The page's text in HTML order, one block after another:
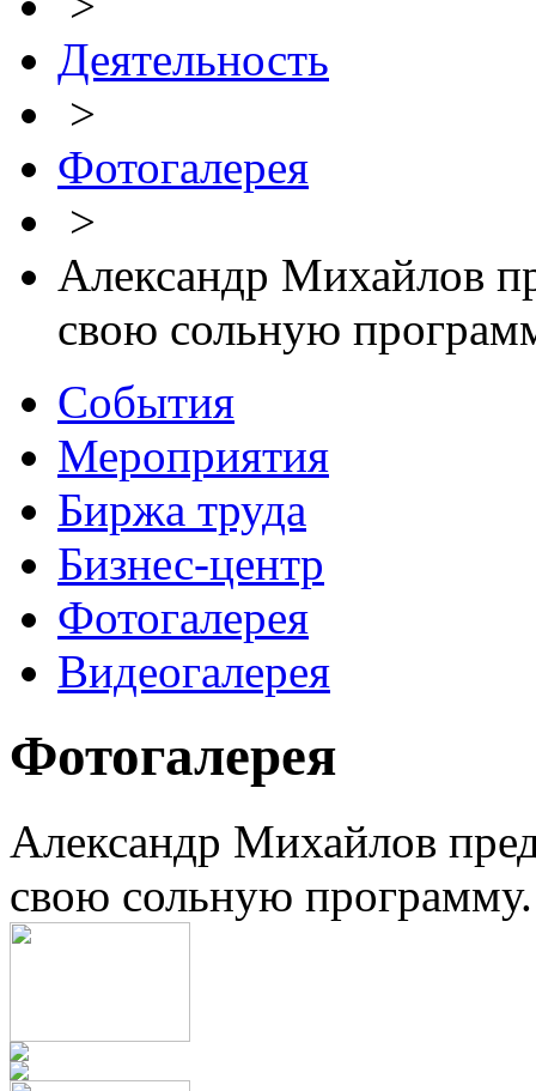
Деятельность
>
Фотогалерея
>
Александр Михайлов
свою сольную
События
Мероприятия
Биржа труда
Бизнес-центр
Фотогалерея
Видеогалерея
Фотогалерея
Александр Михайлов
свою сольную программу.